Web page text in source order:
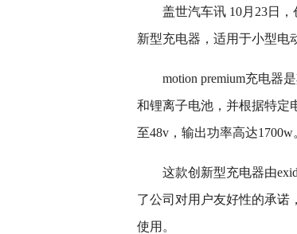
盖世汽车讯 10月23日
新型充电器，适用于小型电
motion premium充电器
和锂离子电池，并根据特定
至48v，输出功率高达1700w
这款创新型充电器由
了公司对用户友好性的承诺
使用。